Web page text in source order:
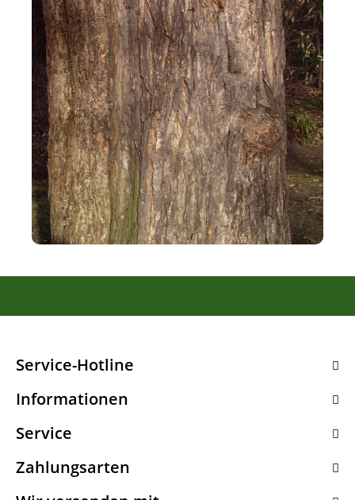
Service-Hotline
Informationen
Service
Zahlungsarten